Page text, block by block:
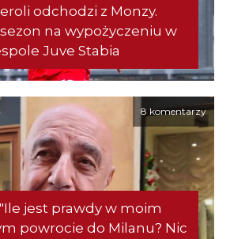
odchodzi z Monzy.
na wypożyczeniu w
Juve Stabia
8 komentarzy
jest prawdy w moim
powrocie do Milanu? Nic